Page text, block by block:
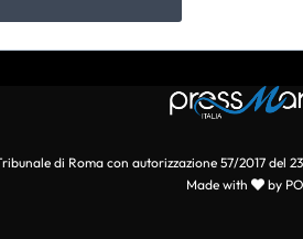
di Roma con autorizzazione 57/2017 del
Made with
by